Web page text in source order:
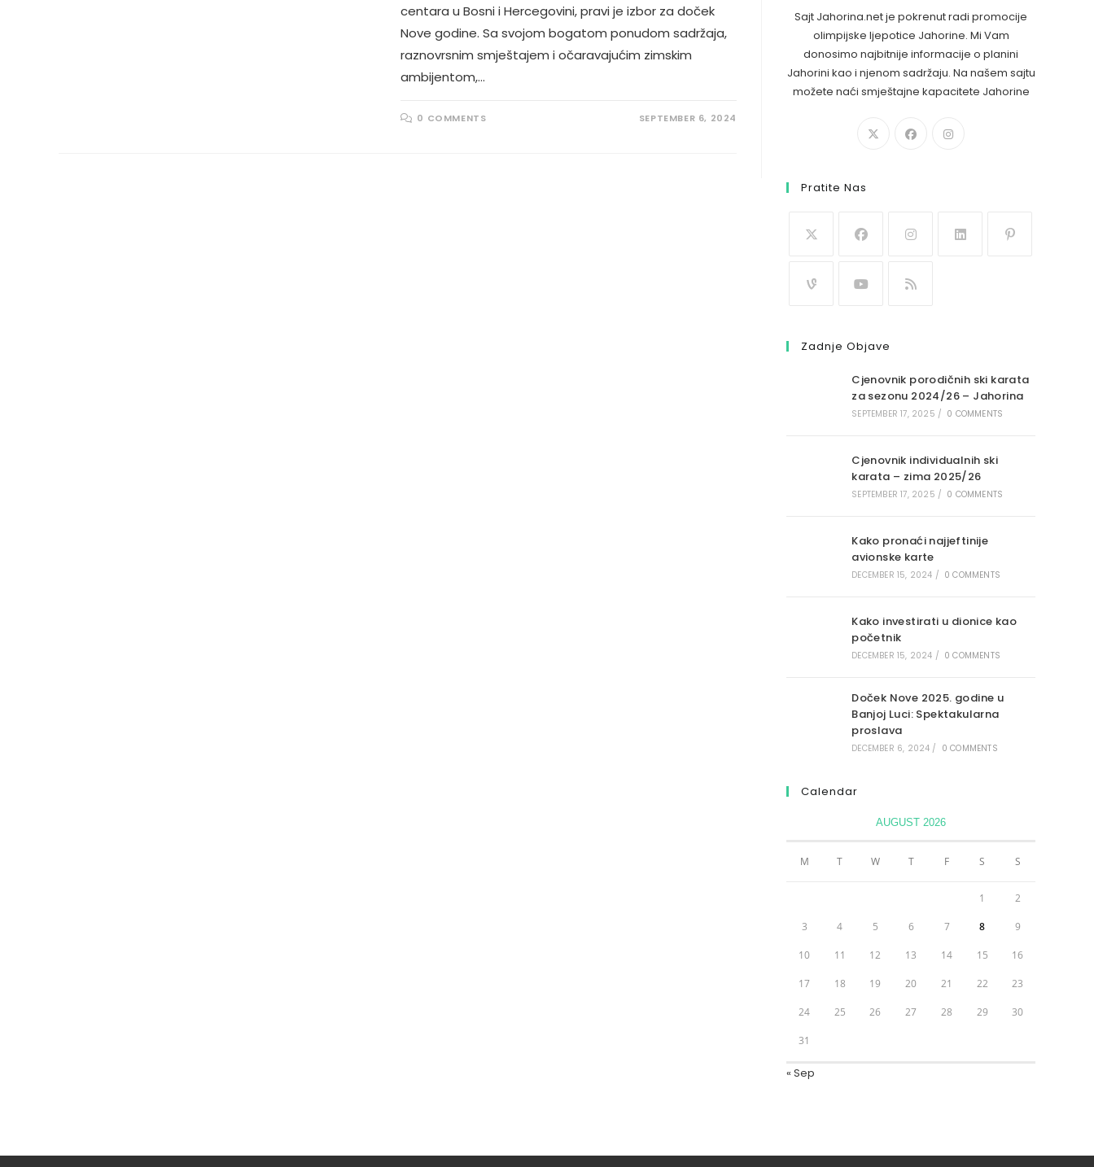
centara u Bosni i Hercegovini, pravi je izbor za doček
Nove godine. Sa svojom bogatom ponudom sadržaja,
raznovrsnim smještajem i očaravajućim zimskim
ambijentom,…
0 COMMENTS SEPTEMBER 6, 2024
Sajt Jahorina.net je pokrenut radi promocije
olimpijske ljepotice Jahorine. Mi Vam
donosimo najbitnije informacije o planini
Jahorini kao i njenom sadržaju. Na našem sajtu
možete naći smještajne kapacitete Jahorine
Pratite Nas
Zadnje Objave
Cjenovnik porodičnih ski karata
za sezonu 2024/26 – Jahorina
SEPTEMBER 17, 2025 / 0 COMMENTS
Cjenovnik individualnih ski
karata – zima 2025/26
SEPTEMBER 17, 2025 / 0 COMMENTS
Kako pronaći najjeftinije
avionske karte
DECEMBER 15, 2024 / 0 COMMENTS
Kako investirati u dionice kao
početnik
DECEMBER 15, 2024 / 0 COMMENTS
Doček Nove 2025. godine u
Banjoj Luci: Spektakularna
proslava
DECEMBER 6, 2024 / 0 COMMENTS
Calendar
AUGUST 2026
M T W T F S S
1 2
3 4 5 6 7 8 9
10 11 12 13 14 15 16
17 18 19 20 21 22 23
24 25 26 27 28 29 30
31
« Sep